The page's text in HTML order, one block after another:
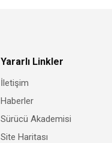
Yararlı Linkler
İletişim
Haberler
Sürücü Akademisi
Site Haritası